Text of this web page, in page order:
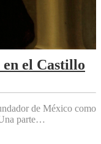
el Castillo
de México como
parte…